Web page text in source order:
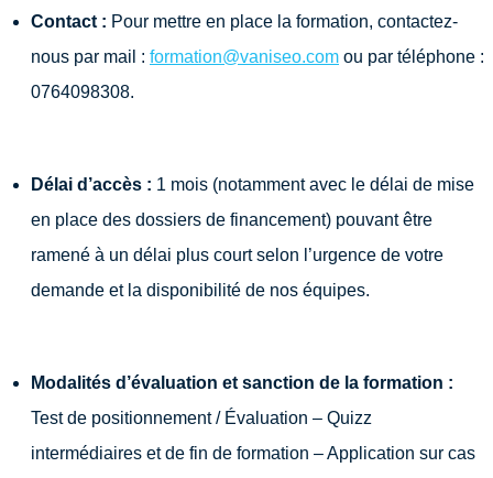
Contact : Pour mettre en place la formation, contactez-
nous par mail : formation@vaniseo.com ou par téléphone :
0764098308.
Délai d’accès : 1 mois (notamment avec le délai de mise
en place des dossiers de financement) pouvant être
ramené à un délai plus court selon l’urgence de votre
demande et la disponibilité de nos équipes.
Modalités d’évaluation et sanction de la formation :
Test de positionnement / Évaluation – Quizz
intermédiaires et de fin de formation – Application sur cas